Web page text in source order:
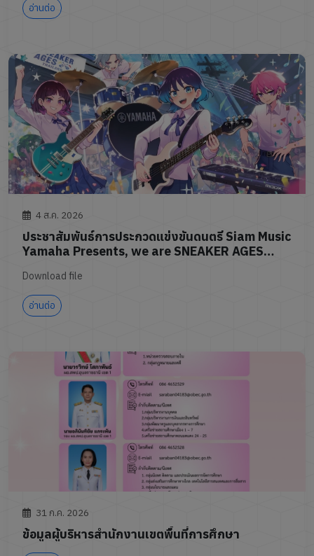
อ่านต่อ
4 ส.ค. 2026
ประชาสัมพันธ์การประกวดแข่งขันดนตรี Siam Music
Yamaha Presents, we are SNEAKER AGES
Download file
อ่านต่อ
31 ก.ค. 2026
ข้อมูลผู้บริหารสำนักงานเขตพื้นที่การศึกษา